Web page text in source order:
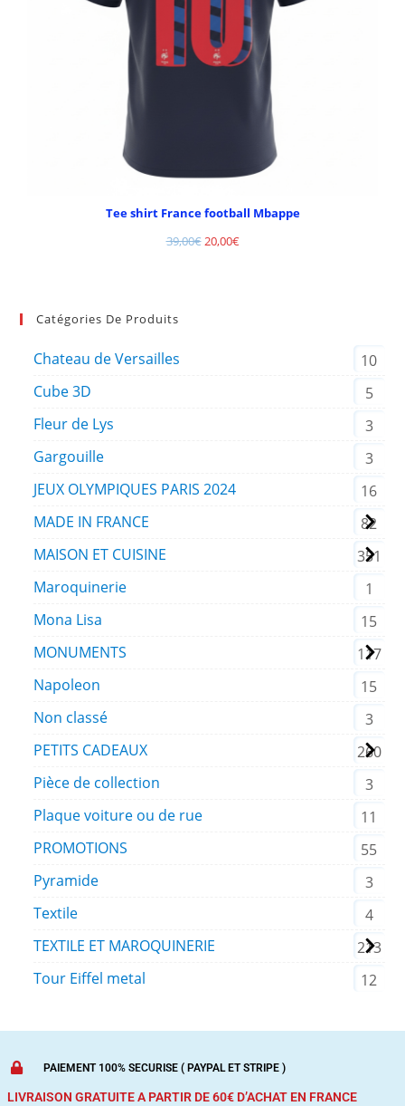
Tee shirt France football Mbappe
39,00€20,00€
Catégories De Produits
Chateau de Versailles
10
Cube 3D
5
Fleur de Lys
3
Gargouille
3
JEUX OLYMPIQUES PARIS 2024
16
MADE IN FRANCE
82
MAISON ET CUISINE
351
Maroquinerie
1
Mona Lisa
15
MONUMENTS
117
Napoleon
15
Non classé
3
PETITS CADEAUX
260
Pièce de collection
3
Plaque voiture ou de rue
11
PROMOTIONS
55
Pyramide
3
Textile
4
TEXTILE ET MAROQUINERIE
213
Tour Eiffel metal
12
PAIEMENT 100% SECURISE ( PAYPAL ET STRIPE )
LIVRAISON GRATUITE A PARTIR DE 60€ D’ACHAT EN FRANCE